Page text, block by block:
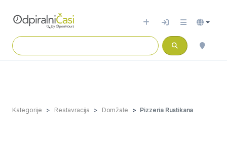
Kategorije Restavracija Domžale Pizzeria Rustikana